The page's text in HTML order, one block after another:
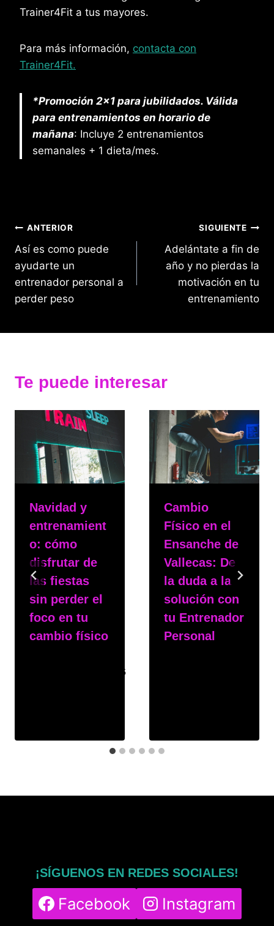
Trainer4Fit a tus mayores.
Para más información, contacta con
Trainer4Fit.
*Promoción 2×1 para jubilidados. Válida
para entrenamientos en horario de
mañana: Incluye 2 entrenamientos
semanales + 1 dieta/mes.
Navegación
de
entradas
ANTERIOR
Así es como puede
ayudarte un
entrenador personal a
perder peso
SIGUIENTE
Adelántate a fin de
año y no pierdas la
motivación en tu
entrenamiento
Te puede interesar
Navidad y
entrenamient
o: cómo
disfrutar de
las fiestas
sin perder el
foco en tu
cambio físico
15 de diciembre de 2025
Cambio
Físico en el
Ensanche de
Vallecas: De
la duda a la
solución con
tu Entrenador
Personal
¡SÍGUENOS EN REDES SOCIALES!
Facebook Instagram